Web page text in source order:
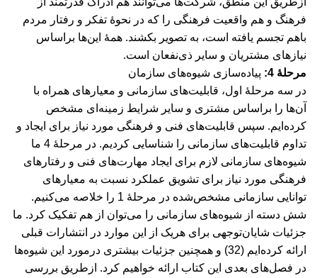
فرهنگ و هم واقعیت فرهنگی را که در نحوۀ تفکر و رفتار مردم
باهم تجسم یافته است، به تصویر بکشند. همۀ این‌ها براساس
نیازهای مشتریان و سایر ذی‌نفعان است.
مرحلۀ 4:
پیاده‌سازی شیوه‌های سازمان
در سه مرحلۀ اول، قابلیت‌های سازمانی و معیارهای همراه با
آن‌ها را براساس مشتری و سایر شرایط زمینه‌ای مشخص
کرده‌ایم. سپس قابلیت‌های فنی و فرهنگی مورد نیاز برای ایجاد و
تداوم قابلیت‌های سازمانی را شناسایی کردیم. در مرحلۀ 4 ما
شیوه‌های سازمانی لازم برای ایجاد مهارت‌های فنی و رفتارهای
فرهنگی مورد نیاز برای تشویق عملکرد نسبت به معیارهای
توانایی سازمانی مشخص‌شده در مرحلۀ 1 را خلاصه می‌کنیم.
شش دسته از شیوه‌های سازمانی را می‌توان از هم تفکیک کرد. ما
جزئیات شایان‌توجهی برای هریک از این موارد در انتشارات قبلی
ارائه کرده‌ایم (32) و همچنین جزئیات بیشتری درمورد این شیوه‌ها
در فصل‌های بعدی این کتاب ارائه خواهیم کرد. از‌طریق بررسی